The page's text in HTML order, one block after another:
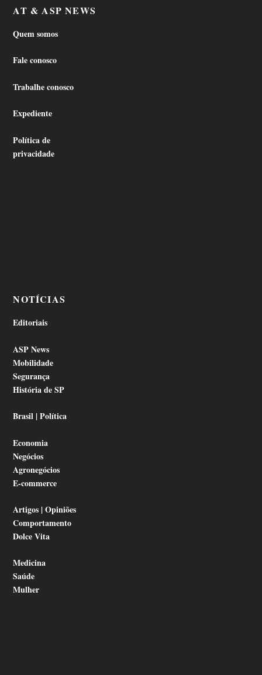
AT & ASP NEWS
Quem somos
Fale conosco
Trabalhe conosco
Expediente
Política de
privacidade
NOTÍCIAS
Editoriais
ASP News
Mobilidade
Segurança
História de SP
Brasil | Política
Economia
Negócios
Agronegócios
E-commerce
Artigos | Opiniões
Comportamento
Dolce Vita
Medicina
Saúde
Mulher